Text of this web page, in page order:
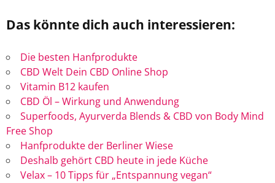
Das könnte dich auch interessieren:
Die besten Hanfprodukte
CBD Welt Dein CBD Online Shop
Vitamin B12 kaufen
CBD Öl – Wirkung und Anwendung
Superfoods, Ayurverda Blends & CBD von Body Mind
Free Shop
Hanfprodukte der Berliner Wiese
Deshalb gehört CBD heute in jede Küche
Velax – 10 Tipps für „Entspannung vegan“